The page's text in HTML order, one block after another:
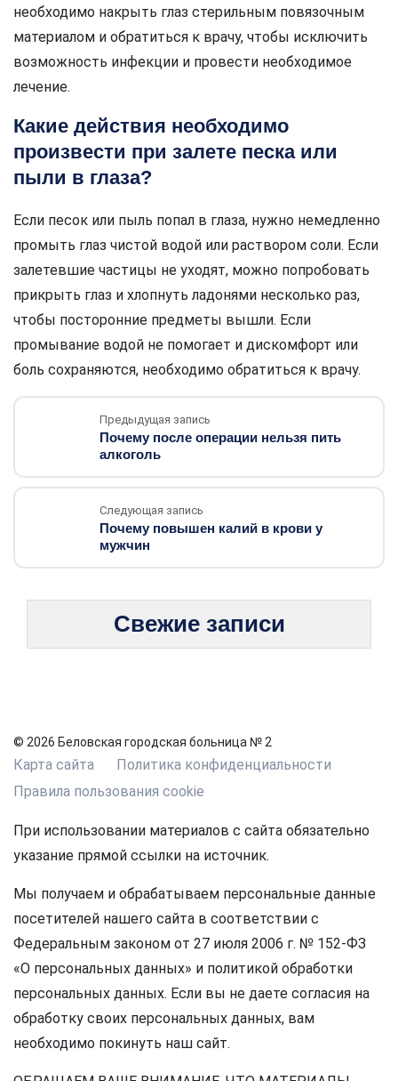
необходимо накрыть глаз стерильным повязочным
материалом и обратиться к врачу, чтобы исключить
возможность инфекции и провести необходимое
лечение.
Какие действия необходимо
произвести при залете песка или
пыли в глаза?
Если песок или пыль попал в глаза, нужно немедленно
промыть глаз чистой водой или раствором соли. Если
залетевшие частицы не уходят, можно попробовать
прикрыть глаз и хлопнуть ладонями несколько раз,
чтобы посторонние предметы вышли. Если
промывание водой не помогает и дискомфорт или
боль сохраняются, необходимо обратиться к врачу.
Предыдущая запись
Почему после операции нельзя пить
алкоголь
Следующая запись
Почему повышен калий в крови у
мужчин
Свежие записи
© 2026 Беловская городская больница № 2
Карта сайта
Политика конфиденциальности
Правила пользования cookie
При использовании материалов с сайта обязательно
указание прямой ссылки на источник.
Мы получаем и обрабатываем персональные данные
посетителей нашего сайта в соответствии с
Федеральным законом от 27 июля 2006 г. № 152-ФЗ
«О персональных данных» и политикой обработки
персональных данных. Если вы не даете согласия на
обработку своих персональных данных, вам
необходимо покинуть наш сайт.